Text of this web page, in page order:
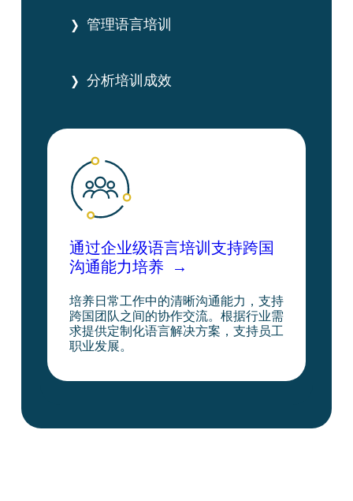
管理语言培训
分析培训成效
通过企业级语言培训支持跨国
沟通能力培养
培养日常工作中的清晰沟通能力，支持
跨国团队之间的协作交流。根据行业需
求提供定制化语言解决方案，支持员工
职业发展。